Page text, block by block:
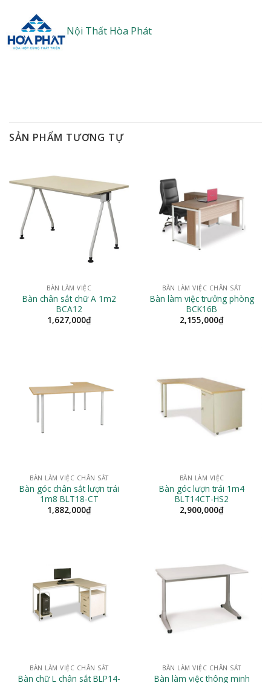
Nội Thất Hòa Phát
SẢN PHẨM TƯƠNG TỰ
BÀN LÀM VIỆC
Bàn chân sắt chữ A 1m2
BCA12
1,627,000₫
BÀN LÀM VIỆC CHÂN SẮT
Bàn làm việc trưởng phòng
BCK16B
2,155,000₫
BÀN LÀM VIỆC CHÂN SẮT
Bàn góc chân sắt lượn trái
1m8 BLT18-CT
1,882,000₫
BÀN LÀM VIỆC
Bàn góc lượn trái 1m4
BLT14CT-HS2
2,900,000₫
BÀN LÀM VIỆC CHÂN SẮT
Bàn chữ L chân sắt BLP14-
BÀN LÀM VIỆC CHÂN SẮT
Bàn làm việc thông minh